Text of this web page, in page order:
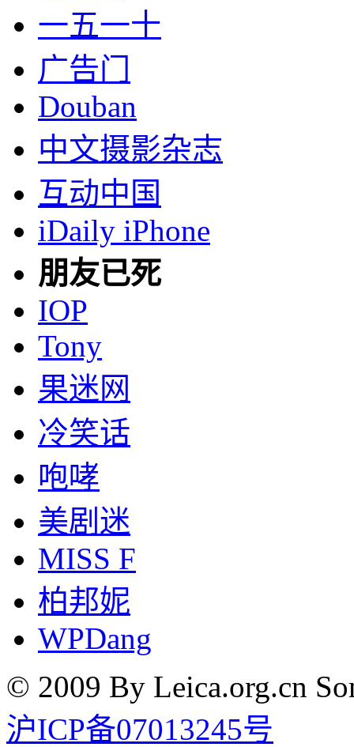
一五一十
广告门
Douban
中文摄影杂志
互动中国
iDaily iPhone
朋友已死
IOP
Tony
果迷网
冷笑话
咆哮
美剧迷
MISS F
柏邦妮
WPDang
© 2009 By Leica.org.cn
沪ICP备07013245号